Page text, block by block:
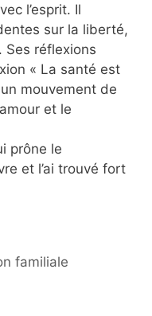
l’esprit. Il
sur la liberté,
Ses réflexions
« La santé est
mouvement de
et le
prône le
et l’ai trouvé fort
familiale